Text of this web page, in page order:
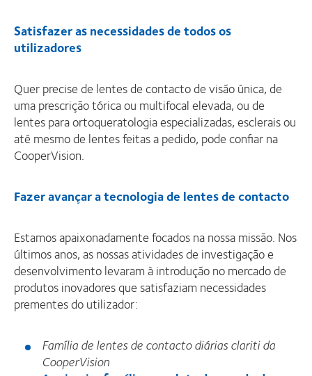
Satisfazer as necessidades de todos os
utilizadores
Quer precise de lentes de contacto de visão única, de
uma prescrição tórica ou multifocal elevada, ou de
lentes para ortoqueratologia especializadas, esclerais ou
até mesmo de lentes feitas a pedido, pode confiar na
CooperVision.
Fazer avançar a tecnologia de lentes de contacto
Estamos apaixonadamente focados na nossa missão. Nos
últimos anos, as nossas atividades de investigação e
desenvolvimento levaram à introdução no mercado de
produtos inovadores que satisfaziam necessidades
prementes do utilizador:
Família de lentes de contacto diárias clariti da
CooperVision